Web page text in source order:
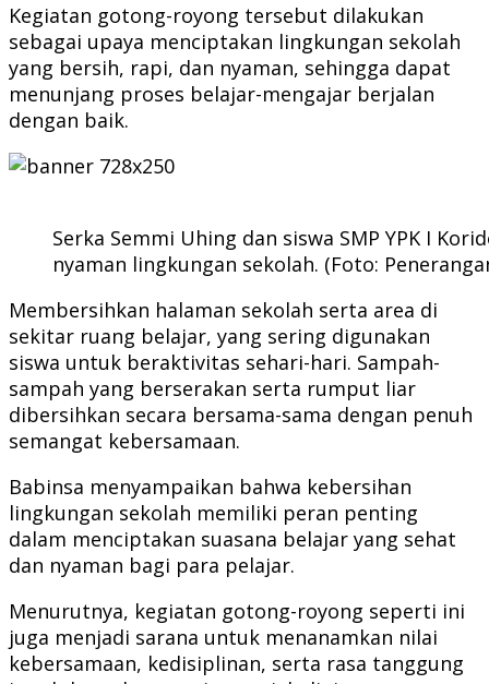
Kegiatan gotong-royong tersebut dilakukan
sebagai upaya menciptakan lingkungan sekolah
yang bersih, rapi, dan nyaman, sehingga dapat
menunjang proses belajar-mengajar berjalan
dengan baik.
Serka Semmi Uhing dan siswa SMP YPK I
nyaman lingkungan sekolah. (Foto:
Membersihkan halaman sekolah serta area di
sekitar ruang belajar, yang sering digunakan
siswa untuk beraktivitas sehari-hari. Sampah-
sampah yang berserakan serta rumput liar
dibersihkan secara bersama-sama dengan penuh
semangat kebersamaan.
Babinsa menyampaikan bahwa kebersihan
lingkungan sekolah memiliki peran penting
dalam menciptakan suasana belajar yang sehat
dan nyaman bagi para pelajar.
Menurutnya, kegiatan gotong-royong seperti ini
juga menjadi sarana untuk menanamkan nilai
kebersamaan, kedisiplinan, serta rasa tanggung